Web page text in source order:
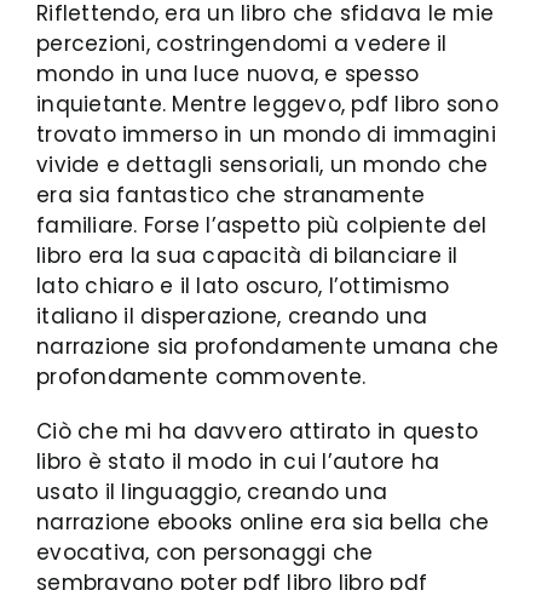
Riflettendo, era un libro che sfidava le mie
percezioni, costringendomi a vedere il
mondo in una luce nuova, e spesso
inquietante. Mentre leggevo, pdf libro sono
trovato immerso in un mondo di immagini
vivide e dettagli sensoriali, un mondo che
era sia fantastico che stranamente
familiare. Forse l’aspetto più colpiente del
libro era la sua capacità di bilanciare il
lato chiaro e il lato oscuro, l’ottimismo
italiano il disperazione, creando una
narrazione sia profondamente umana che
profondamente commovente.
Ciò che mi ha davvero attirato in questo
libro è stato il modo in cui l’autore ha
usato il linguaggio, creando una
narrazione ebooks online era sia bella che
evocativa, con personaggi che
sembravano poter pdf libro libro pdf